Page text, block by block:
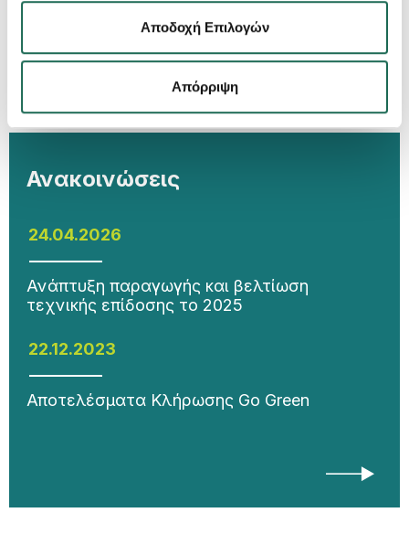
Αποδοχή Επιλογών
Απόρριψη
Ανακοινώσεις
24.04.2026
Ανάπτυξη παραγωγής και βελτίωση
τεχνικής επίδοσης το 2025
22.12.2023
Αποτελέσματα Κλήρωσης Go Green